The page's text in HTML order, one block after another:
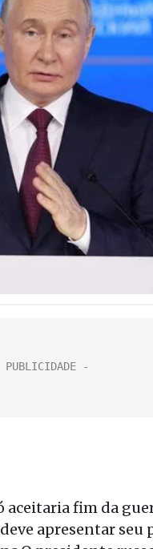
fim da
apresentar